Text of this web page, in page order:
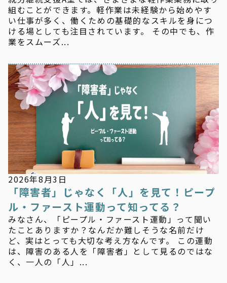
組むことができます。軽作業は未経験から始めやす
い仕事が多く、働くための基礎的なスキルを身につ
ける場としても注目されています。 その中でも、作
業をスムーズ...
新着情報
2026年8月3日
「障害者」じゃなく「人」を見て！ピープ
ル・ファースト運動って知ってる？
みなさん、「ピープル・ファースト運動」って聞い
たことありますか？なんだか難しそうな名前だけ
ど、実はとっても大切な考え方なんです。 この運動
は、障害のある人を「障害者」として見るのではな
く、一人の「人」...